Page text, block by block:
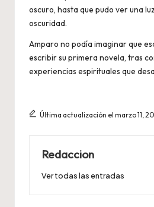
oscuro, hasta que pudo ver una
oscuridad.
Amparo no podía imaginar que
escribir su primera novela, tras
experiencias espirituales que
Última actualización el marzo 11,
Redaccion
Ver todas las entradas